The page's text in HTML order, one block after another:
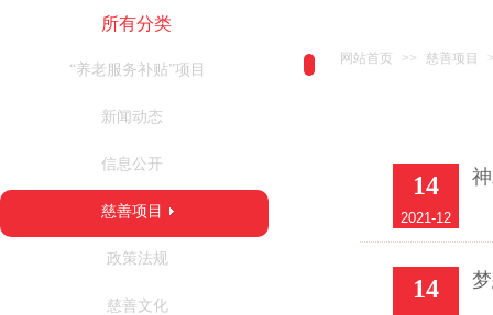
所有分类
“养老服务补贴”项目
新闻动态
信息公开
慈善项目
政策法规
慈善文化
网站首页 >> 慈善项目
14
2021-12
14